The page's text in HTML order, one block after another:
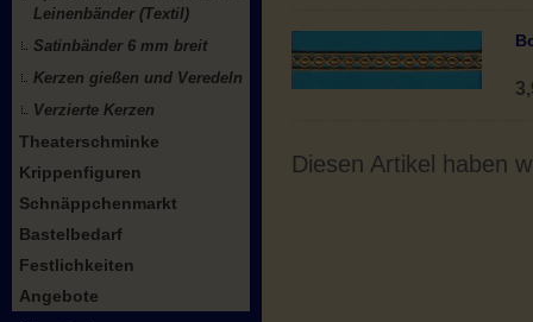
Leinenbänder (Textil)
Satinbänder 6 mm breit
Kerzen gießen und Veredeln
Verzierte Kerzen
Theaterschminke
Krippenfiguren
Schnäppchenmarkt
Bastelbedarf
Festlichkeiten
Angebote
Diesen Artikel haben